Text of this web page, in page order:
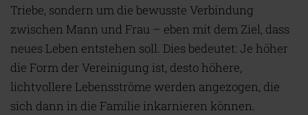
Triebe, sondern um die bewusste Verbindung
zwischen Mann und Frau – eben mit dem Ziel, dass
neues Leben entstehen soll. Dies bedeutet: Je höher
die Form der Vereinigung ist, desto höhere,
lichtvollere Lebensströme werden angezogen, die
sich dann in die Familie inkarnieren können.